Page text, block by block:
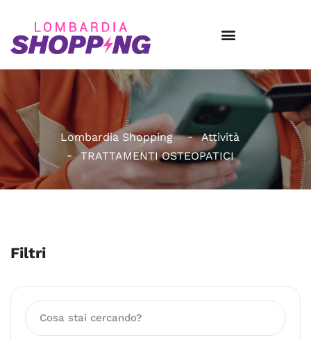
Lombardia Shopping
Attività
TRATTAMENTI OSTEOPATICI
Filtri